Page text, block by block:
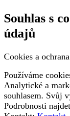
Souhlas s
údajů
Cookies a
Používáme
Analytické a
souhlasem. Svůj
Podrobnosti